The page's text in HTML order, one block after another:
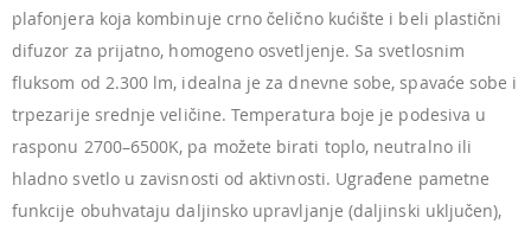
plafonjera koja kombinuje crno čelično kućište i beli plastični
difuzor za prijatno, homogeno osvetljenje. Sa svetlosnim
fluksom od 2.300 lm, idealna je za dnevne sobe, spavaće sobe i
trpezarije srednje veličine. Temperatura boje je podesiva u
rasponu 2700–6500K, pa možete birati toplo, neutralno ili
hladno svetlo u zavisnosti od aktivnosti. Ugrađene pametne
funkcije obuhvataju daljinsko upravljanje (daljinski uključen),